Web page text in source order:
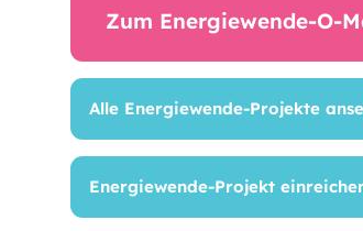
Zum Energiewende-O-
Alle Energiewende-Projekte
Energiewende-Projekt